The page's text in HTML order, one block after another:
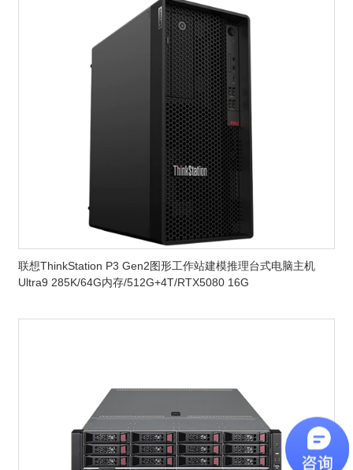
联想ThinkStation P3 Gen2图形工作站建模推理台式电脑主机
Ultra9 285K/64G内存/512G+4T/RTX5080 16G